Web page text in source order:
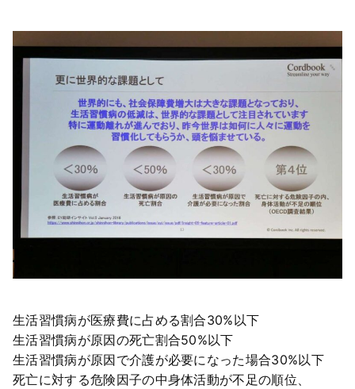
生活習慣病が医療費に占める割合30%以下
生活習慣病が原因の死亡割合50%以下
生活習慣病が原因で介護が必要になった場合30%以下
死亡に対する危険因子の中身体活動が不足の順位、